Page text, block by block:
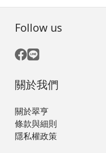
Follow us
關於我們
關於翠亨
條款與細則
隱私權政策